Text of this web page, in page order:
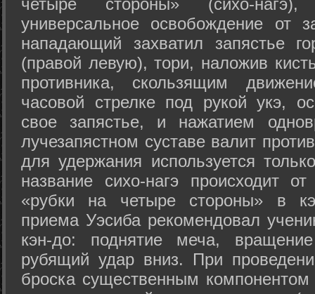
универсальное освобождение от
нападающий захватил запястье
(правой левую), тори, наложив
противника, скользящим
часовой стрелке под рукой укэ,
свое запястье, и нажатием
лучезапястном суставе валит
для удержания используется
название сихо-нагэ происходит
«рубки на четыре стороны» в
приема Уэсиба рекомендовал
кэн-до: поднятие меча,
рубящий удар вниз. При
броска существенным компонентом